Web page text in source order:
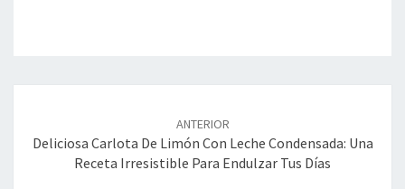
entradas
ANTERIOR
Deliciosa Carlota De Limón Con Leche Condensada: Una
Receta Irresistible Para Endulzar Tus Días